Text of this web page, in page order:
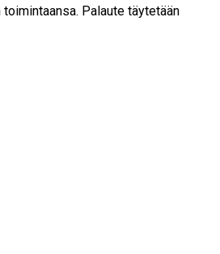
Palaute täytetään